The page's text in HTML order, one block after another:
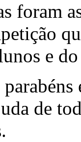
foram
e
de